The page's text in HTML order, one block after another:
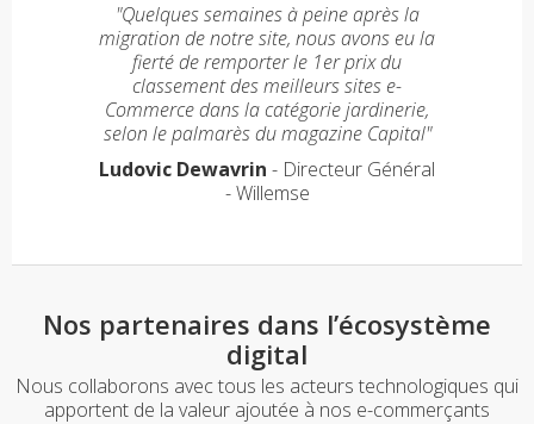
"Quelques semaines à peine après la
migration de notre site, nous avons eu la
fierté de remporter le 1er prix du
classement des meilleurs sites e-
Commerce dans la catégorie jardinerie,
selon le palmarès du magazine Capital"
Ludovic Dewavrin - Directeur Général
- Willemse
Nos partenaires dans l’écosystème
digital
Nous collaborons avec tous les acteurs technologiques qui
apportent de la valeur ajoutée à nos e-commerçants